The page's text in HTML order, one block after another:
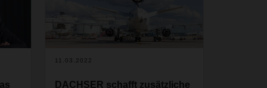
11.03.2022
DACHSER schafft zusätzliche